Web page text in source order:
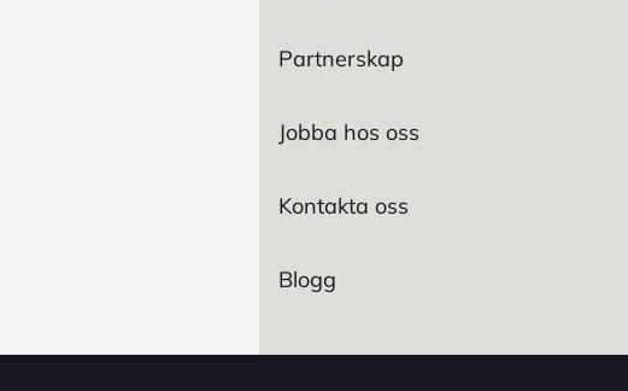
Partnerskap
Jobba hos oss
Kontakta oss
Blogg